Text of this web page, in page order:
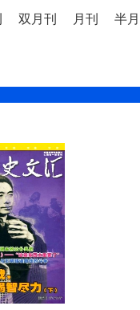
双月刊 月刊 半